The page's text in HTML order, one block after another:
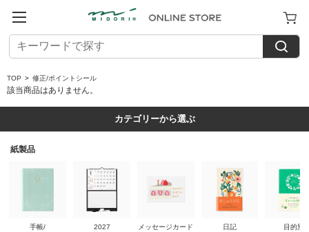
TOP > 修正/ポイントシール
該当商品はありません。
カテゴリーから選ぶ
紙製品
手帳/
2027
メッセージカード 日記
目的別